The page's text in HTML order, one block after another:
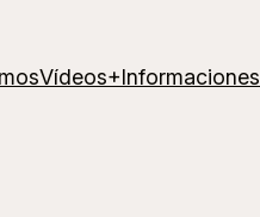
Vídeos+Informaciones